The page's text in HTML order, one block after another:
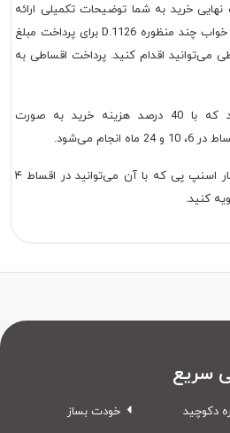
خرید به شما توضیحات تکمیلی ارائه
دهند. پس از اعلام قیمت تخت خواب چند منظوره D.1126 برای پرداخت مبلغ
می‌توانید اقدام کنید. پرداخت اقساطی به
روش پرداخت اقساطی دکوچید که با 40 درصد هزینه خرید به صورت
می‌شود.
روش پرداخت با استفاده از اعتبار اسنپ پی که با آن می‌توانید در اقساط ۴
کنید.
سریع
دکوچید خودت بساز